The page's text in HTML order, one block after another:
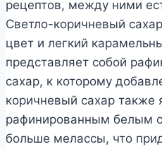
рецептов, между ними
Светло-коричневый
цвет и легкий
представляет собой
сахар, к которому
коричневый сахар также
рафинированным белым
больше мелассы, что